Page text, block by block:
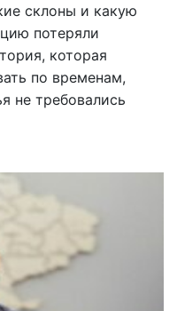
склоны и какую
потеряли
которая
по временам,
не требовались